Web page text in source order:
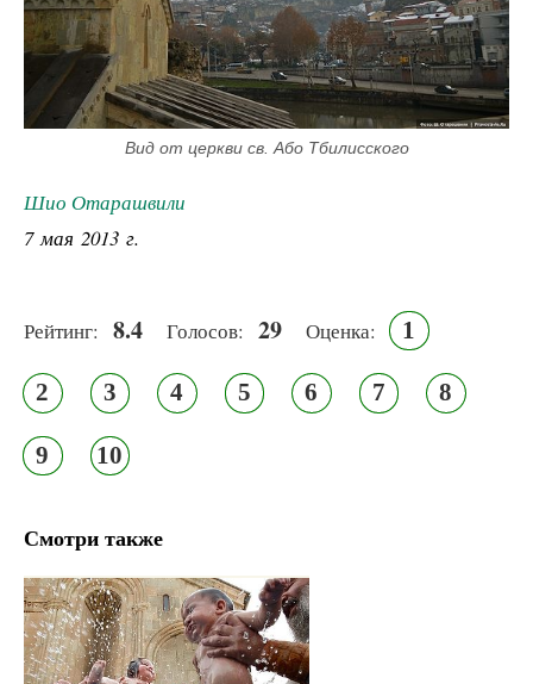
Вид от церкви св. Або Тбилисского
Шио Отарашвили
7 мая 2013 г.
Рейтинг: 8.4 Голосов: 29 Оценка: 1
2 3 4 5 6 7 8
9 10
Смотри также